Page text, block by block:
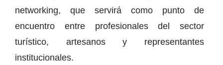
networking, que servirá como punto de
encuentro entre profesionales del sector
turístico, artesanos y representantes
institucionales.